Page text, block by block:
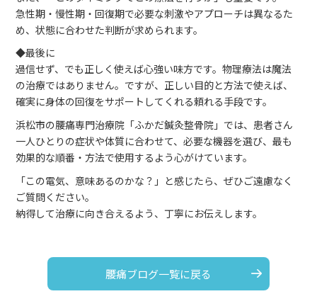
急性期・慢性期・回復期で必要な刺激やアプローチは異なるた
め、状態に合わせた判断が求められます。
◆最後に
過信せず、でも正しく使えば心強い味方です。物理療法は魔法
の治療ではありません。ですが、正しい目的と方法で使えば、
確実に身体の回復をサポートしてくれる頼れる手段です。
浜松市の腰痛専門治療院「ふかだ鍼灸整骨院」では、患者さん
一人ひとりの症状や体質に合わせて、必要な機器を選び、最も
効果的な順番・方法で使用するよう心がけています。
「この電気、意味あるのかな？」と感じたら、ぜひご遠慮なく
ご質問ください。
納得して治療に向き合えるよう、丁寧にお伝えします。
腰痛ブログ一覧に戻る